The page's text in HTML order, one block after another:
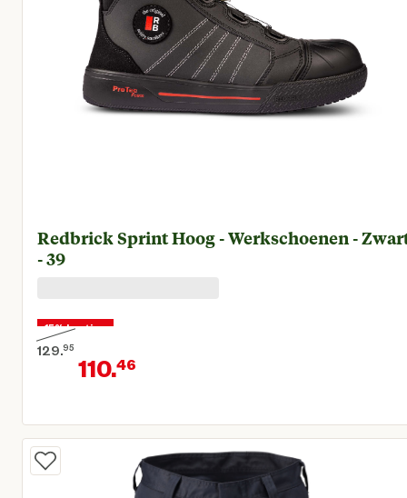
Redbrick Sprint Hoog - Werkschoenen -
- 39
15% korting
129.95
Oorspronkelijke prijs € 129,95
110.46
Huidige prijs € 110,46